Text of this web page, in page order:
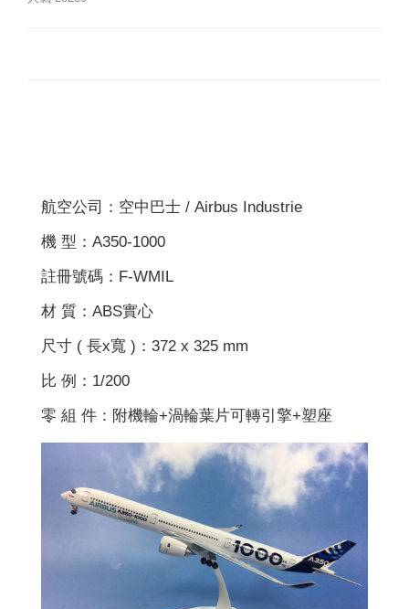
航空公司：空中巴士 / Airbus Industrie
機 型：A350-1000
註冊號碼：F-WMIL
材 質：ABS實心
尺寸 ( 長x寬 )：372 x 325 mm
比 例：1/200
零 組 件：附機輪+渦輪葉片可轉引擎+塑座